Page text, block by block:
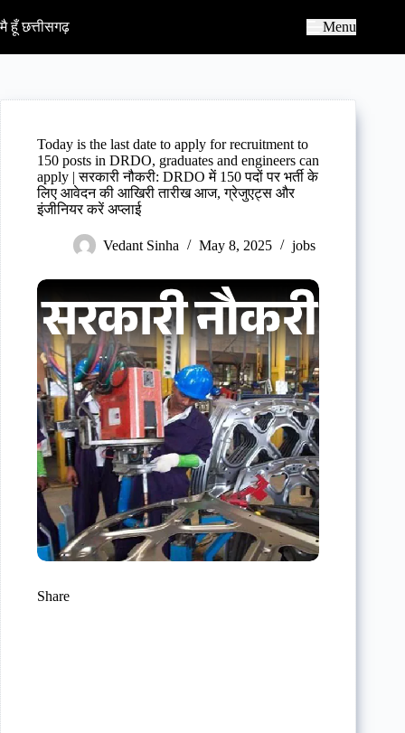
k
p
c
मै हूँ छत्तीसगढ़ Menu
Today is the last date to apply for recruitment to
150 posts in DRDO, graduates and engineers can
apply | सरकारी नौकरी: DRDO में 150 पदों पर भर्ती के
लिए आवेदन की आखिरी तारीख आज, ग्रेजुएट्स और
इंजीनियर करें अप्लाई
Vedant Sinha May 8, 2025 jobs
Share